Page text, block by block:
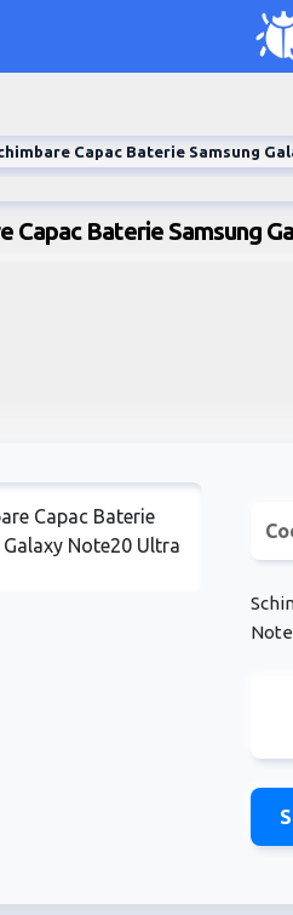
Capac Baterie Samsung
Capac Baterie Samsung